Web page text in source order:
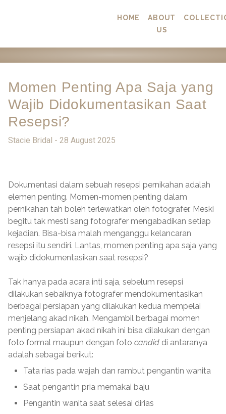
HOME
ABOUT
US
Momen Penting Apa Saja yang
Wajib Didokumentasikan Saat
Resepsi?
Stacie Bridal - 28 August 2025
Dokumentasi dalam sebuah resepsi pernikahan adalah
elemen penting. Momen-momen penting dalam
pernikahan tah boleh terlewatkan oleh fotografer. Meski
begitu tak mesti sang fotografer mengabadikan setiap
kejadian. Bisa-bisa malah menganggu kelancaran
resepsi itu sendiri. Lantas, momen penting apa saja yang
wajib didokumentasikan saat resepsi?
Tak hanya pada acara inti saja, sebelum resepsi
dilakukan sebaiknya fotografer mendokumentasikan
berbagai persiapan yang dilakukan kedua mempelai
menjelang akad nikah. Mengambil berbagai momen
penting persiapan akad nikah ini bisa dilakukan dengan
foto formal maupun dengan foto candid di antaranya
adalah sebagai berikut:
Tata rias pada wajah dan rambut pengantin wanita
Saat pengantin pria memakai baju
Pengantin wanita saat selesai dirias